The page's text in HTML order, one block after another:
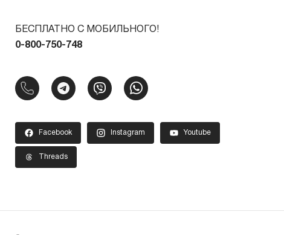
БЕСПЛАТНО С МОБИЛЬНОГО!
0-800-750-748
Facebook Instagram Youtube
Threads